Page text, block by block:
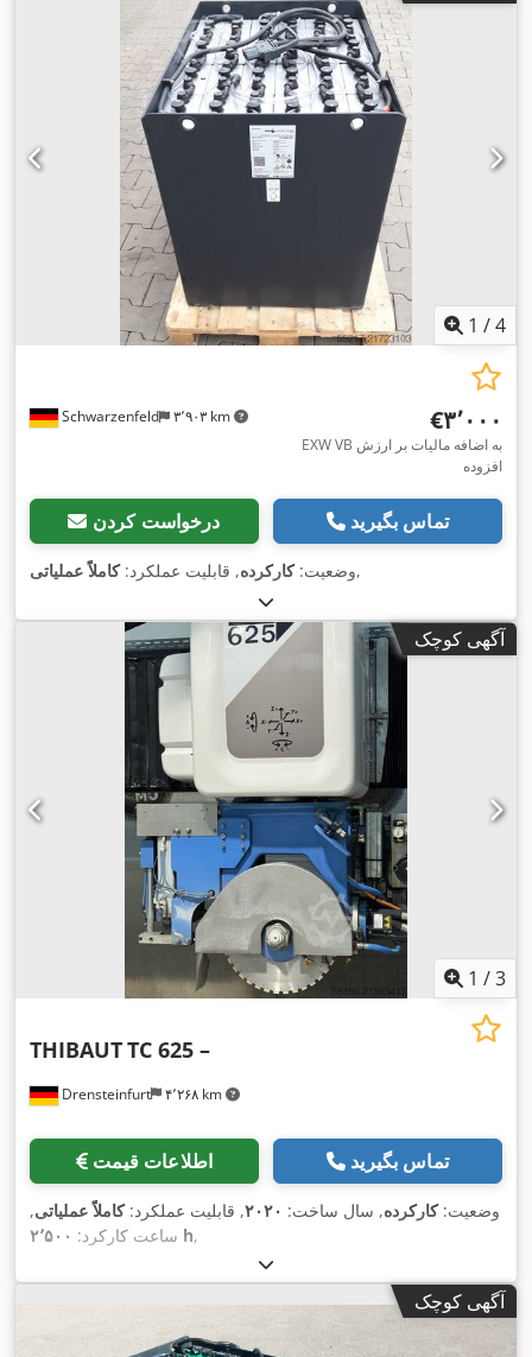
1 /4
Schwarzenfeld ۳٬۹۰۳ km ‎€۳٬۰۰۰
EXW VB به اضافه مالیات بر ارزش
افزوده
درخواست کردن تماس بگیرید
وضعیت:کارکرده, قابلیت عملکرد:کاملاً عملیاتی ,
آگهی کوچک
1 /3
Drensteinfurt ۴٬۲۶۸ km
THIBAUTTC 625 –
اطلاعات قیمت تماس بگیرید
وضعیت:کارکرده, سال ساخت: ۲۰۲۰, قابلیت عملکرد:کاملاً عملیاتی,
ساعت کارکرد: ۲٬۵۰۰ h,
آگهی کوچک